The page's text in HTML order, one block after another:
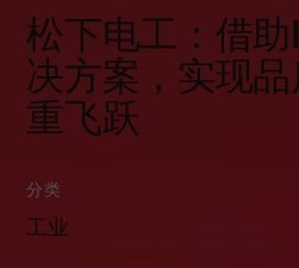
松下电工：借
决方案，实现
重飞跃
分类
工业